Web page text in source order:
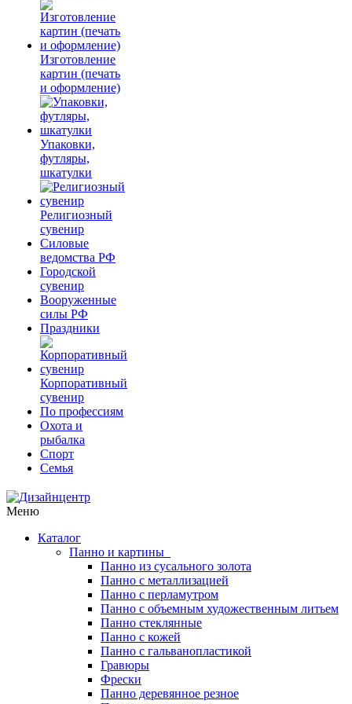
Изготовление
картин (печать
и оформление)
Упаковки,
футляры,
шкатулки
Религиозный
сувенир
Силовые
ведомства РФ
Городской
сувенир
Вооруженные
силы РФ
Праздники
Корпоративный
сувенир
По профессиям
Охота и
рыбалка
Спорт
Семья
Меню
Каталог
Панно и картины
Панно из сусального золота
Панно с металлизацией
Панно с перламутром
Панно с объемным художественным литьем
Панно стеклянные
Панно с кожей
Панно с гальванопластикой
Гравюры
Фрески
Панно деревянное резное